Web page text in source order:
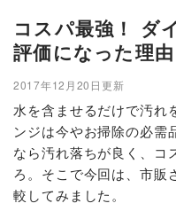
コスパ最強！ ダ
評価になった理由
2017年12月20日更新
水を含ませるだけで汚れ
ンジは今やお掃除の必需
なら汚れ落ちが良く、コ
ろ。そこで今回は、市販
較してみました。